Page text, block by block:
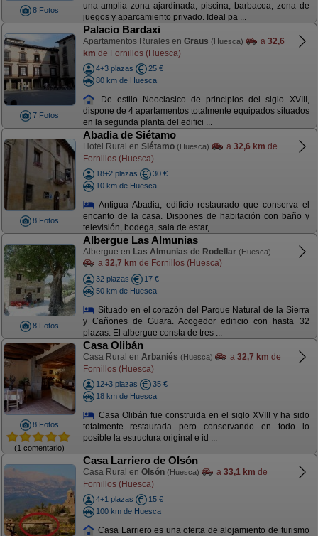
8 Fotos
una amplia zona ajardinada, piscina, barbacoa, zona de
juegos y aparcamiento privado. Ideal pa ...
7 Fotos
Palacio Bardaxi
Apartamentos Rurales en Graus (Huesca) a 32,6
km de Fornillos (Huesca)
4+3 plazas
25 €
80 km de Huesca
De estilo Neoclasico de principios del siglo XVIII,
dispone de 4 apartamentos totalmente equipados situados
en la segunda planta del edifici ...
8 Fotos
Abadia de Siétamo
Hotel Rural en Siétamo (Huesca) a 32,6 km de
Fornillos (Huesca)
18+2 plazas
30 €
10 km de Huesca
Antigua Abadia, edificio restaurado que conserva el
encanto de la casa. Dispones de habitación con baño y
televisión, bodega, sala de estar, ...
8 Fotos
Albergue Las Almunias
Albergue en Las Almunias de Rodellar (Huesca)
a 32,7 km de Fornillos (Huesca)
32 plazas
17 €
50 km de Huesca
Situado en el corazón del Parque Natural de la Sierra
y Cañones de Guara. Acogedor edificio con hasta 32
plazas. El albergue consta de tres ...
8 Fotos
(1 comentario)
Casa Olibán
Casa Rural en Arbaniés (Huesca) a 32,7 km de
Fornillos (Huesca)
12+3 plazas
35 €
18 km de Huesca
Casa Olibán fue construida en el siglo XVIII y ha sido
totalmente restaurada pero conservando en todo lo
posible la estructura original e id ...
Casa Larriero de Olsón
Casa Rural en Olsón (Huesca) a 33,1 km de
Fornillos (Huesca)
4+1 plazas
15 €
100 km de Huesca
Casa Larriero es una oferta de alojamiento de turismo